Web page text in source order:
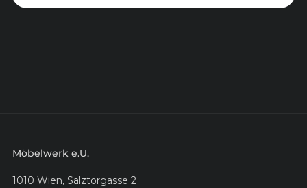
Möbelwerk e.U.
1010 Wien, Salztorgasse 2